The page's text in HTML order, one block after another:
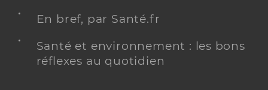
En bref, par Santé.fr
Santé et environnement : les bons
réflexes au quotidien